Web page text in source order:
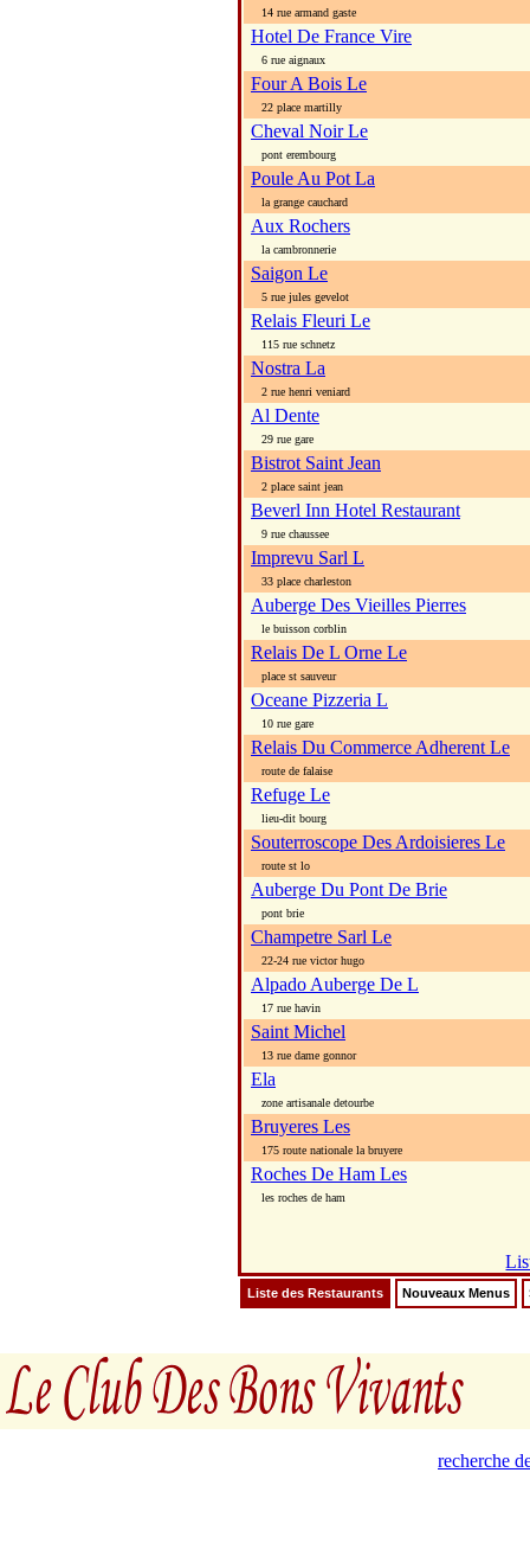
14 rue armand gaste
Hotel De France Vire
6 rue aignaux
Four A Bois Le
22 place martilly
Cheval Noir Le
pont erembourg
Poule Au Pot La
la grange cauchard
Aux Rochers
la cambronnerie
Saigon Le
5 rue jules gevelot
Relais Fleuri Le
115 rue schnetz
Nostra La
2 rue henri veniard
Al Dente
29 rue gare
Bistrot Saint Jean
2 place saint jean
Beverl Inn Hotel Restaurant
9 rue chaussee
Imprevu Sarl L
33 place charleston
Auberge Des Vieilles Pierres
le buisson corblin
Relais De L Orne Le
place st sauveur
Oceane Pizzeria L
10 rue gare
Relais Du Commerce Adherent Le
route de falaise
Refuge Le
lieu-dit bourg
Souterroscope Des Ardoisieres Le
route st lo
Auberge Du Pont De Brie
pont brie
Champetre Sarl Le
22-24 rue victor hugo
Alpado Auberge De L
17 rue havin
Saint Michel
13 rue dame gonnor
Ela
zone artisanale detourbe
Bruyeres Les
175 route nationale la bruyere
Roches De Ham Les
les roches de ham
Liste des Restaurants Nouveaux Menus
recherche